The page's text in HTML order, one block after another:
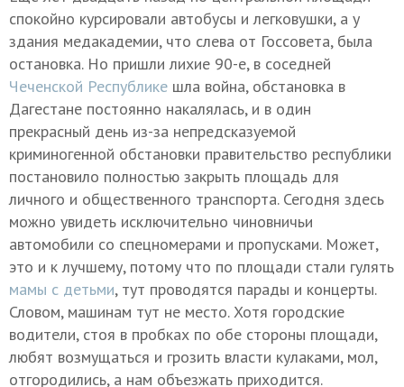
спокойно курсировали автобусы и легковушки, а у
здания медакадемии, что слева от Госсовета, была
остановка. Но пришли лихие 90-е, в соседней
Чеченской Республике шла война, обстановка в
Дагестане постоянно накалялась, и в один
прекрасный день из-за непредсказуемой
криминогенной обстановки правительство республики
постановило полностью закрыть площадь для
личного и общественного транспорта. Сегодня здесь
можно увидеть исключительно чиновничьи
автомобили со спецномерами и пропусками. Может,
это и к лучшему, потому что по площади стали гулять
мамы с детьми, тут проводятся парады и концерты.
Словом, машинам тут не место. Хотя городские
водители, стоя в пробках по обе стороны площади,
любят возмущаться и грозить власти кулаками, мол,
отгородились, а нам объезжать приходится.